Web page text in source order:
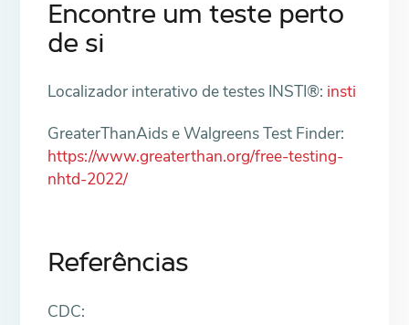
Encontre um teste perto
de si
Localizador interativo de testes INSTI®: insti
GreaterThanAids e Walgreens Test Finder:
https://www.greaterthan.org/free-testing-
nhtd-2022/
Referências
CDC: